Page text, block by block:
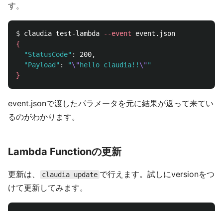
す。
$ claudia test-lambda --event
{
"StatusCode" : 200,
"Payload" : "\"hello claudia!! \""
}
event.jsonで渡したパラメータを元に結果が返って来てい
るのがわかります。
Lambda Functionの更新
更新は、 claudia update で行えます。試しにversionをつ
けて更新してみます。